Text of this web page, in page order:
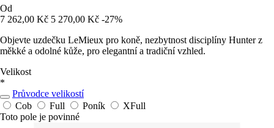
Od
7 262,00 Kč 5 270,00 Kč -27%
Objevte uzdečku LeMieux pro koně, nezbytnost disciplíny Hunter z
měkké a odolné kůže, pro elegantní a tradiční vzhled.
Velikost
*
Průvodce velikostí
Cob
Full Poník
XFull
Toto pole je povinné